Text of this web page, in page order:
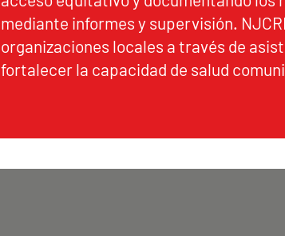
mediante informes y supervisión.
organizaciones locales a través de
fortalecer la capacidad de salud